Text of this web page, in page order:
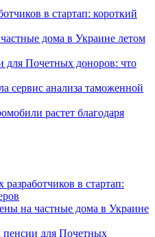
в стартап: короткий
дома в Украине летом
для Почетных доноров: что
сервис анализа таможенной
растет благодаря
в стартап:
на частные дома в Украине
для Почетных